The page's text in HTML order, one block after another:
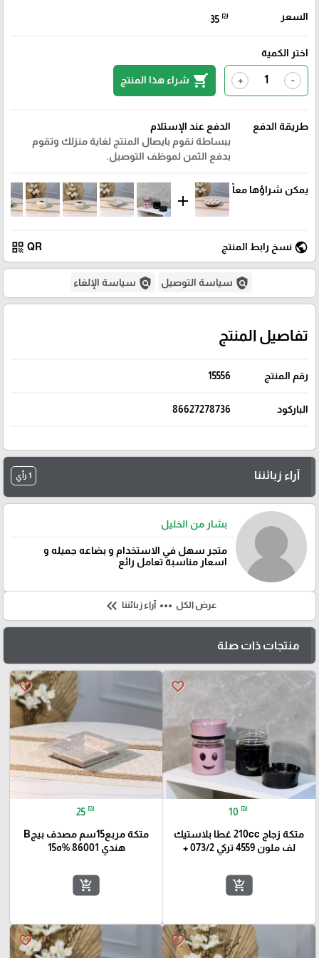
السعر 35 ₪
اختر الكمية
-
+
shopping_cart شراء هذا المنتج
طريقة الدفع
الدفع عند الإستلام
ببساطة نقوم بايصال المنتج لغاية منزلك وتقوم
بدفع الثمن لموظف التوصيل.
يمكن شراؤها معاً
add
public نسخ رابط المنتج QR
qr_code
policy سياسة التوصيل policy سياسة الإلغاء
تفاصيل المنتج
رقم المنتج 15556
الباركود 86627278736
آراء زبائننا 1 رأي
بشار من الخليل
متجر سهل في الاستخدام و بضاعه جميله و
اسعار مناسبة تعامل رائع
عرض الكل more_horiz آراء زبائننا keyboard_double_arrow_left
منتجات ذات صلة
favorite_border
10 ₪
متكة زجاج 210cc غطا بلاستيك
لف ملون 4559 تركي 073/2 +
add_shopping_cart
favorite_border
25 ₪
متكة مربع15سم مصدف بيجB
هندي 86001 %ه15
add_shopping_cart
favorite_border
favorite_border